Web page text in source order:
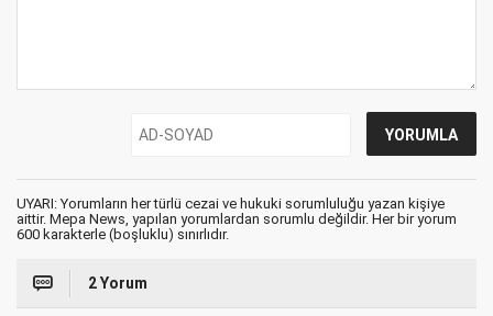
UYARI: Yorumların her türlü cezai ve hukuki sorumluluğu yazan kişiye
aittir. Mepa News, yapılan yorumlardan sorumlu değildir. Her bir yorum
600 karakterle (boşluklu) sınırlıdır.
2 Yorum